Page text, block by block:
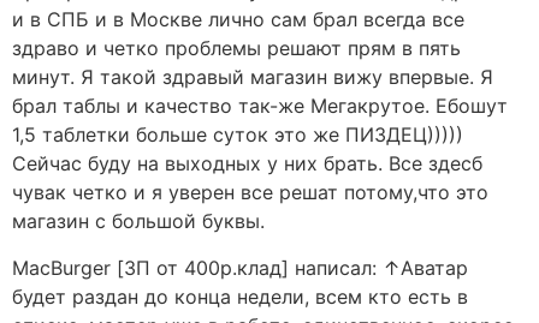
и в СПБ и в Москве лично сам брал всегда все
здраво и четко проблемы решают прям в пять
минут. Я такой здравый магазин вижу впервые. Я
брал таблы и качество так-же Мегакрутое. Ебошут
1,5 таблетки больше суток это же ПИЗДЕЦ)))))
Сейчас буду на выходных у них брать. Все здесб
чувак четко и я уверен все решат потому,что это
магазин с большой буквы.
MacBurger [ЗП от 400р.клад] написал: ↑Аватар
будет раздан до конца недели, всем кто есть в